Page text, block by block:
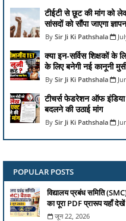
टीईटी से छूट की मांग को
सांसदों को सौंपा जाएगा ज्ञापन
Sir Ji Ki Pathshala
क्या इन-सर्विस शिक्षकों के
के लिए बनेगी नई कानूनी
Sir Ji Ki Pathshala
टीचर्स फेडरेशन ऑफ इंडिया
बदलने की उठाई मांग
Sir Ji Ki Pathshala
POPULAR POSTS
विद्यालय प्रबंध समिति
का पूरा PDF प्रारूप यहाँ देखें
जून 22, 2026